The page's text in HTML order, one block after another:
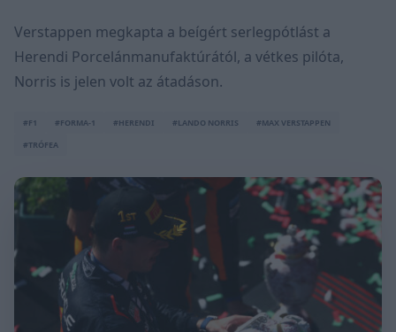
Verstappen megkapta a beígért serlegpótlást a
Herendi Porcelánmanufaktúrától, a vétkes pilóta,
Norris is jelen volt az átadáson.
#F1 #FORMA-1 #HERENDI #LANDO NORRIS
#MAX VERSTAPPEN
#TRÓFEA